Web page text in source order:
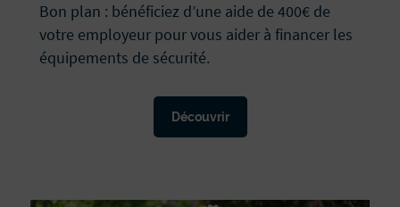
Bon plan : bénéficiez d’une aide de 400€ de
votre employeur pour vous aider à financer les
équipements de sécurité.
Découvrir